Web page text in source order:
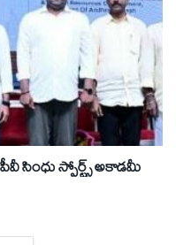
సింధు స్పోర్ట్స్ అకాడమీ